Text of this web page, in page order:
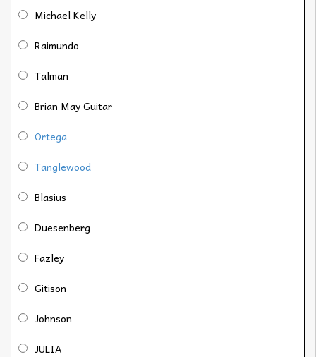
Michael Kelly
Raimundo
Talman
Brian May Guitar
Ortega
Tanglewood
Blasius
Duesenberg
Fazley
Gitison
Johnson
JULIA